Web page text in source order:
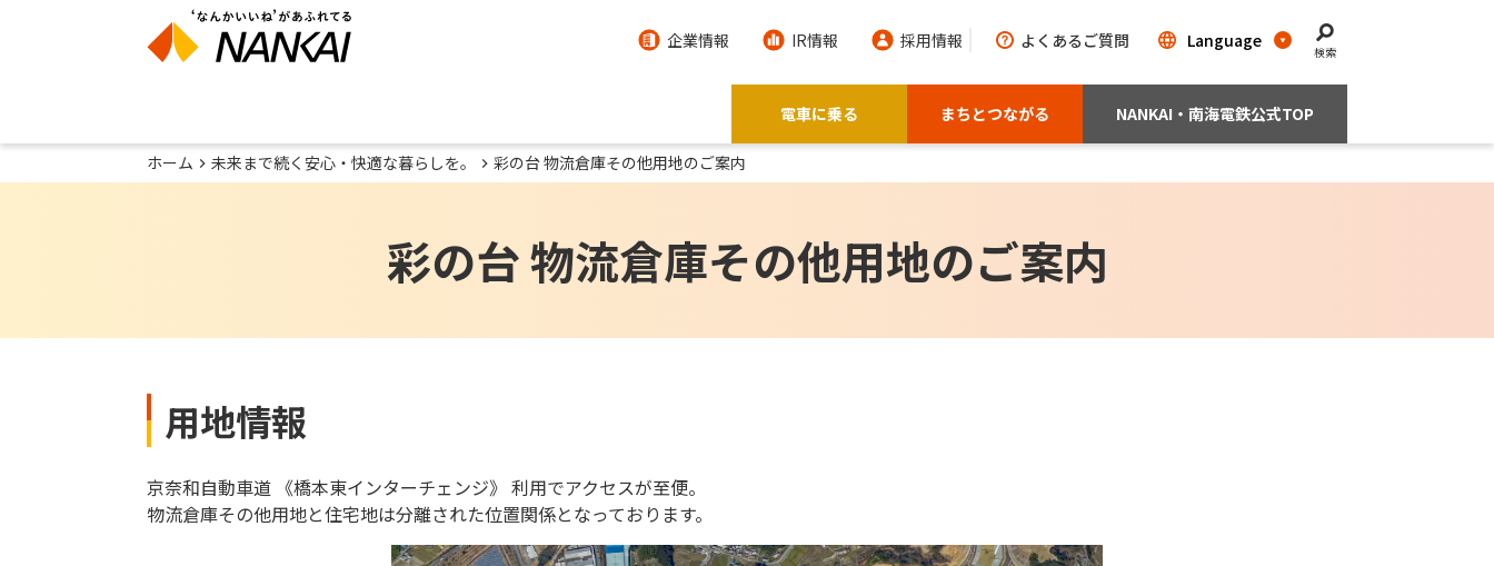
企業情報 IR情報 採用情報 よくあるご質問
検索
電車に乗る まちとつながる NANKAI・南海電鉄公式TOP
ホーム 未来まで続く安心・快適な暮らしを。 彩の台 物流倉庫その他用地のご案内
彩の台 物流倉庫その他用地のご案内
用地情報
京奈和自動車道 《橋本東インターチェンジ》 利用でアクセスが至便。
物流倉庫その他用地と住宅地は分離された位置関係となっております。